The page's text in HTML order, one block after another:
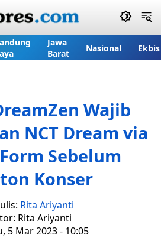
Jawa
Barat
Nasional Ekbis
Wajib
NCT Dream via
Sebelum
Konser
Rita Ariyanti
Rita Ariyanti
5 Mar 2023 - 10:05